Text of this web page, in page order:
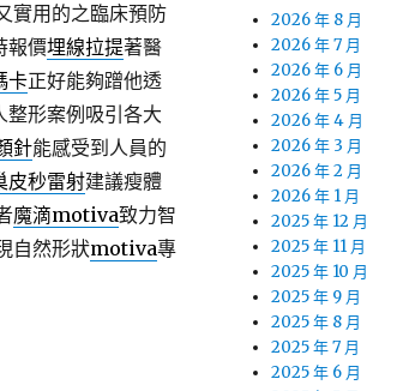
實用的之臨床預防
報價埋線拉提著醫
卡正好能夠蹭他透
整形案例吸引各大
針能感受到人員的
皮秒雷射建議瘦體
魔滴motiva致力智
自然形狀motiva專
2026 年 8 月
2026 年 7 月
2026 年 6 月
2026 年 5 月
2026 年 4 月
2026 年 3 月
2026 年 2 月
2026 年 1 月
2025 年 12 月
2025 年 11 月
2025 年 10 月
2025 年 9 月
2025 年 8 月
2025 年 7 月
2025 年 6 月